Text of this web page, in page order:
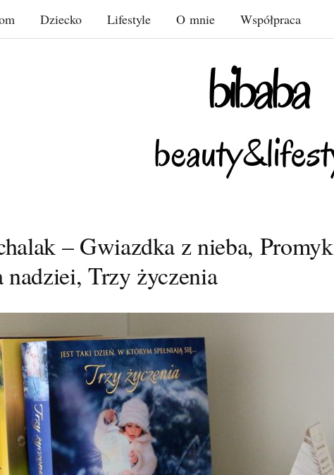
Dziecko Lifestyle O mnie Współpraca
– Gwiazdka z nieba, Promyk
nadziei, Trzy życzenia